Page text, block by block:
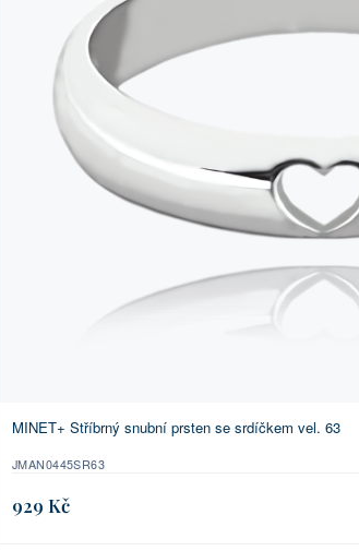
MINET+ Stříbrný snubní prsten se srdíčkem vel. 63
JMAN0445SR63
929 Kč